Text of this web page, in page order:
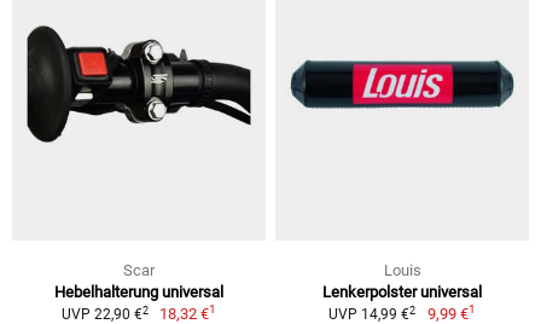
Scar
Hebelhalterung universal
UVP 22,90 €2 18,32 €1
Louis
Lenkerpolster universal
UVP 14,99 €2 9,99 €1